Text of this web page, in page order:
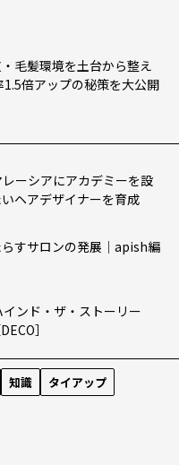
・毛髪環境を土台から整え
倍アップの秘策を大公開
ーシアにアカデミーを設
ヘアデザイナーを育成
すサロンの発展｜apish編
インド・ザ・ストーリー
］
知識 タイアップ